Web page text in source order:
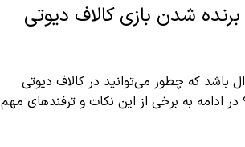
شدن بازی کالاف دیوتی
باشد که چطور می‌توانید در کالاف دیوتی
ادامه به برخی از این نکات و ترفندهای مهم